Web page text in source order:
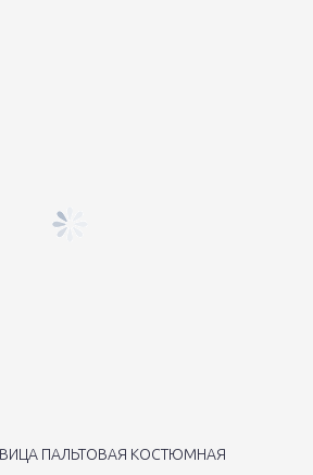
ПАЛЬТОВАЯ КОСТЮМНАЯ